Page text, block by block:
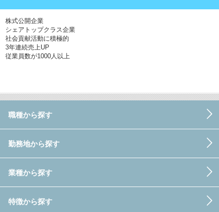
株式公開企業
シェアトップクラス企業
社会貢献活動に積極的
3年連続売上UP
従業員数が1000人以上
職種から探す
勤務地から探す
業種から探す
特徴から探す